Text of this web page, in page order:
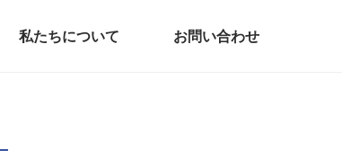
私たちについて お問い合わせ